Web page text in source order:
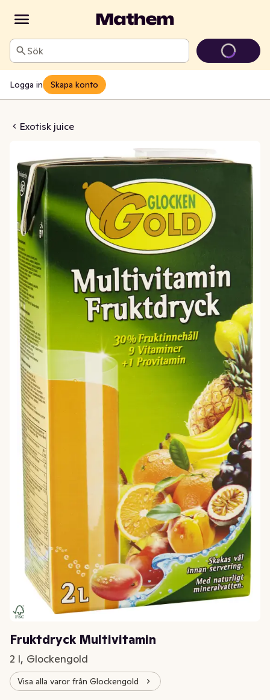
Sök
Logga in Skapa konto
Exotisk juice
Multivitamin
Fruktdryck Multivitamin
2 l, Glockengold
Visa alla varor från Glockengold